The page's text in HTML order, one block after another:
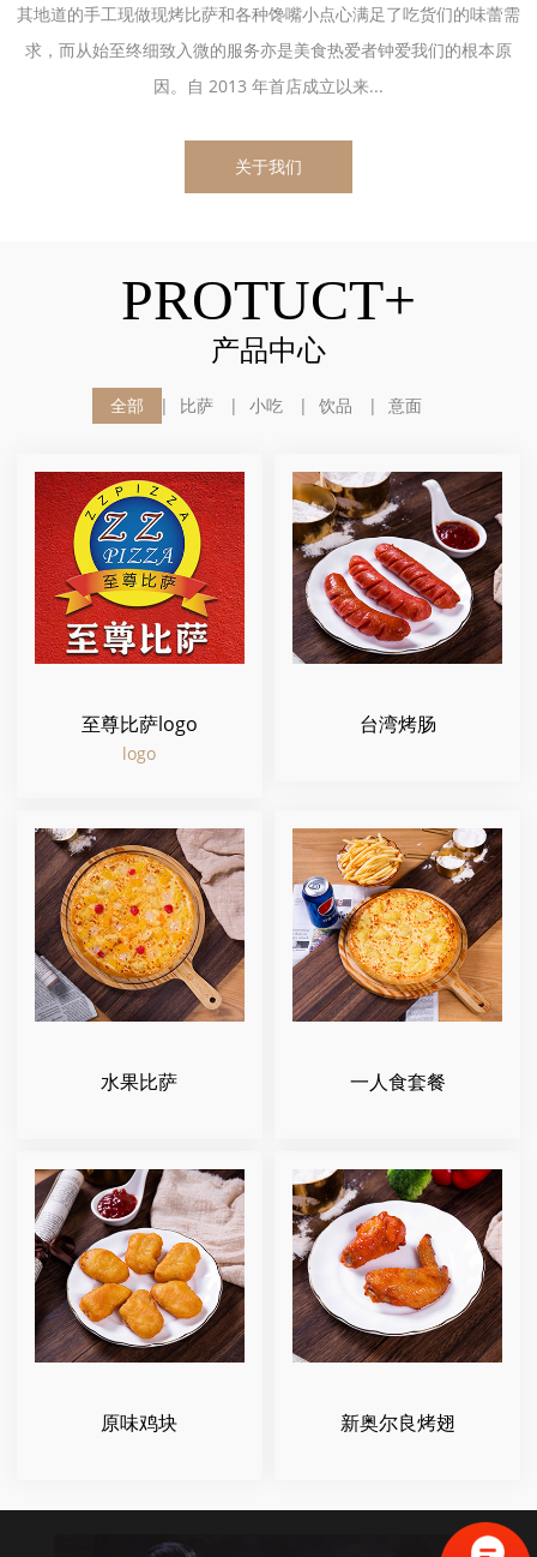
其地道的手工现做现烤比萨和各种馋嘴小点心满足了吃货们的味蕾需
求，而从始至终细致入微的服务亦是美食热爱者钟爱我们的根本原
因。自 2013 年首店成立以来...
关于我们
PROTUCT+
产品中心
全部 比萨 小吃 饮品 意面
至尊比萨logo
logo
台湾烤肠
水果比萨 一人食套餐
原味鸡块 新奥尔良烤翅